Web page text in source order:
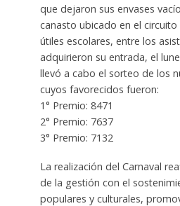
que dejaron sus envases
canasto ubicado en el
útiles escolares, entre los
adquirieron su entrada, el
llevó a cabo el sorteo de los
cuyos favorecidos fueron:
1° Premio: 8471
2° Premio: 7637
3° Premio: 7132
La realización del Carnaval
de la gestión con el
populares y culturales,